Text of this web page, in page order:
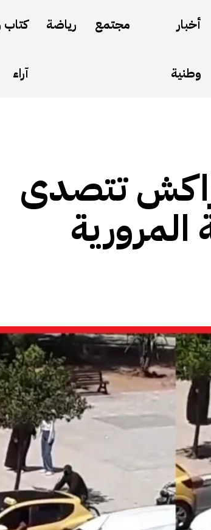
أخبار
وطنية
مجتمع رياضة كتاب
آراء
تتصدى